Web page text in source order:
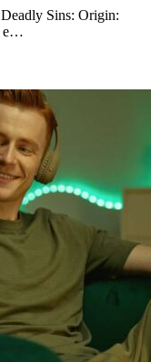
Sins: Origin:
e…